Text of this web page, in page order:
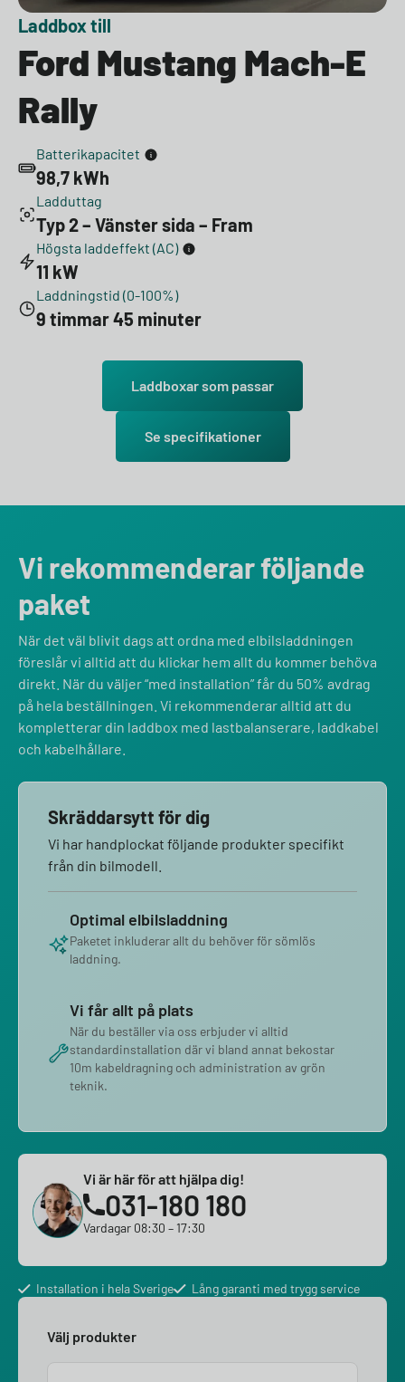
Laddbox till
Ford Mustang Mach-E
Rally
Batterikapacitet
98,7 kWh
Ladduttag
Typ 2 – Vänster sida – Fram
Högsta laddeffekt (AC)
11 kW
Laddningstid (0-100%)
9 timmar 45 minuter
Laddboxar som passar
Se specifikationer
Vi rekommenderar följande
paket
När det väl blivit dags att ordna med elbilsladdningen
föreslår vi alltid att du klickar hem allt du kommer behöva
direkt. När du väljer “med installation” får du 50% avdrag
på hela beställningen. Vi rekommenderar alltid att du
kompletterar din laddbox med lastbalanserare, laddkabel
och kabelhållare.
Skräddarsytt för dig
Vi har handplockat följande produkter specifikt
från din bilmodell.
Optimal elbilsladdning
Paketet inkluderar allt du behöver för sömlös
laddning.
Vi får allt på plats
När du beställer via oss erbjuder vi alltid
standardinstallation där vi bland annat bekostar
10m kabeldragning och administration av grön
teknik.
Vi är här för att hjälpa dig!
031-180 180
Vardagar 08:30 – 17:30
Installation i hela Sverige Lång garanti med trygg service
Välj produkter